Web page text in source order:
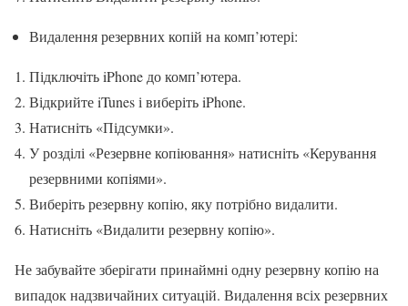
Видалення резервних копій на комп’ютері:
Підключіть iPhone до комп’ютера.
Відкрийте iTunes і виберіть iPhone.
Натисніть «Підсумки».
У розділі «Резервне копіювання» натисніть «Керування
резервними копіями».
Виберіть резервну копію, яку потрібно видалити.
Натисніть «Видалити резервну копію».
Не забувайте зберігати принаймні одну резервну копію на
випадок надзвичайних ситуацій. Видалення всіх резервних